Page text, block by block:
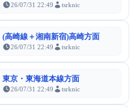
26/07/31 22:49 tsrknic
(高崎線＋湘南新宿)高崎方面
26/07/31 22:49 tsrknic
東京・東海道本線方面
26/07/31 22:49 tsrknic